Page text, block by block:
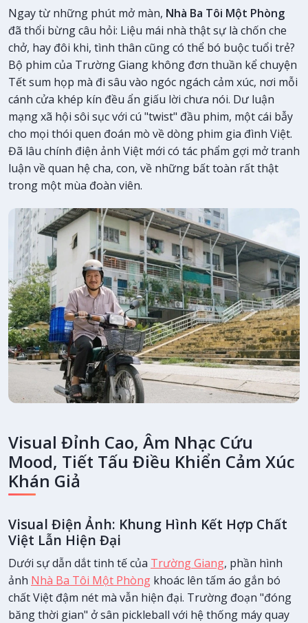
Ngay từ những phút mở màn, Nhà Ba Tôi Một Phòng
đã thổi bừng câu hỏi: Liệu mái nhà thật sự là chốn che
chở, hay đôi khi, tình thân cũng có thể bó buộc tuổi trẻ?
Bộ phim của Trường Giang không đơn thuần kể chuyện
Tết sum họp mà đi sâu vào ngóc ngách cảm xúc, nơi mỗi
cánh cửa khép kín đều ẩn giấu lời chưa nói. Dư luận
mạng xã hội sôi sục với cú "twist" đầu phim, một cái bẫy
cho mọi thói quen đoán mò về dòng phim gia đình Việt.
Đã lâu chính điện ảnh Việt mới có tác phẩm gợi mở tranh
luận về quan hệ cha, con, về những bất toàn rất thật
trong một mùa đoàn viên.
Visual Đỉnh Cao, Âm Nhạc Cứu
Mood, Tiết Tấu Điều Khiển Cảm Xúc
Khán Giả
Visual Điện Ảnh: Khung Hình Kết Hợp Chất
Việt Lẫn Hiện Đại
Dưới sự dẫn dắt tinh tế của Trường Giang, phần hình
ảnh Nhà Ba Tôi Một Phòng khoác lên tấm áo gắn bó
chất Việt đậm nét mà vẫn hiện đại. Trường đoạn "đóng
băng thời gian" ở sân pickleball với hệ thống máy quay